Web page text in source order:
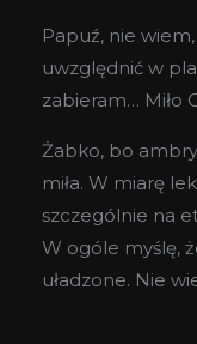
Papuź, nie
uwzględnić w
zabieram… Miło
Żabko, bo
miła. W miarę
szczególnie na
W ogóle myślę,
uładzone. Nie